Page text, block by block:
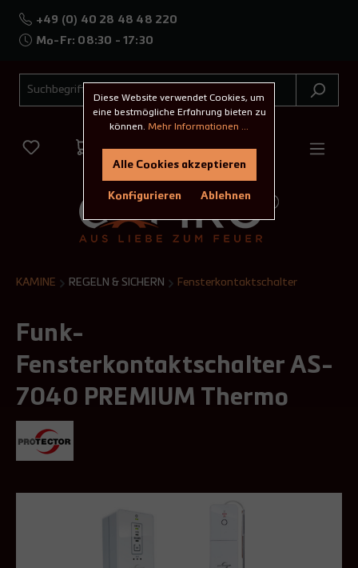
+49 (0) 40 28 48 48 220
Mo-Fr: 08:30 - 17:30
KAMINE REGELN & SICHERN Fensterkontaktschalter
Funk-
Fensterkontaktschalter AS-
7040 PREMIUM Thermo
Diese Website verwendet Cookies, um
eine bestmögliche Erfahrung bieten zu
können. Mehr Informationen ...
Ablehnen
Konfigurieren
Alle Cookies akzeptieren